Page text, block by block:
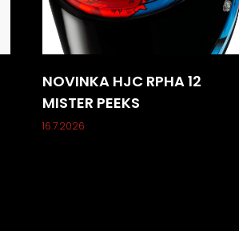
NOVINKA HJC RPHA 12
MISTER PEEKS
16.7.2026